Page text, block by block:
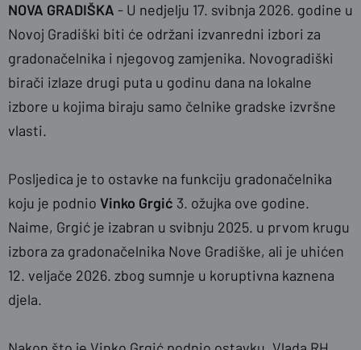
NOVA GRADIŠKA - U nedjelju 17. svibnja 2026. godine u
Novoj Gradiški biti će održani izvanredni izbori za
gradonačelnika i njegovog zamjenika. Novogradiški
birači izlaze drugi puta u godinu dana na lokalne
izbore u kojima biraju samo čelnike gradske izvršne
vlasti.
Posljedica je to ostavke na funkciju gradonačelnika
koju je podnio Vinko Grgić 3. ožujka ove godine.
Naime, Grgić je izabran u svibnju 2025. u prvom krugu
izbora za gradonačelnika Nove Gradiške, ali je uhićen
12. veljače 2026. zbog sumnje u koruptivna kaznena
djela.